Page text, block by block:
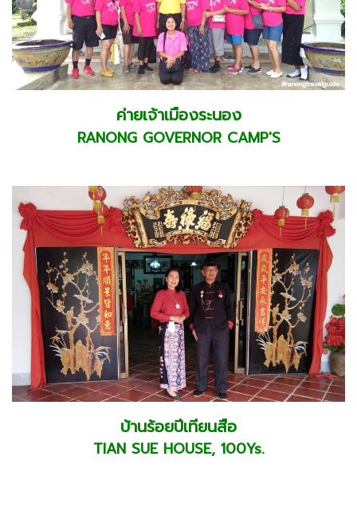
ค่ายเจ้าเมืองระนอง
RANONG GOVERNOR CAMP'S
บ้านร้อยปีเทียนสือ
TIAN SUE HOUSE, 100Ys.